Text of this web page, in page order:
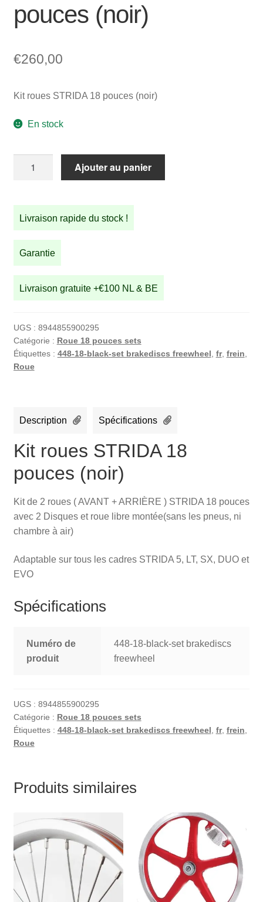
pouces (noir)
€260,00
Kit roues STRIDA 18 pouces (noir)
En stock
roues
STRIDA
pouces
(noir)
Ajouter au panier
Livraison rapide du stock !
Garantie
Livraison gratuite +€100 NL & BE
UGS : 8944855900295
Catégorie : Roue 18 pouces sets
Étiquettes : 448-18-black-set brakediscs freewheel fr, frein
Roue
Description Spécifications
Kit roues STRIDA 18
pouces (noir)
Kit de 2 roues ( AVANT + ARRIÈRE ) STRIDA 18 pouces
avec 2 Disques et roue libre montée(sans les pneus, ni
chambre à air)
Adaptable sur tous les cadres STRIDA 5, LT, SX, DUO et
EVO
Spécifications
Numéro de
produit
448-18-black-set brakediscs
freewheel
UGS : 8944855900295
Catégorie : Roue 18 pouces sets
Étiquettes : 448-18-black-set brakediscs freewheel fr, frein
Roue
Produits similaires